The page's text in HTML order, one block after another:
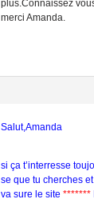
plus.Connaissez
merci Amanda.
Salut,Amanda
si ça t’interresse
se que tu cherches
va sure le site *******